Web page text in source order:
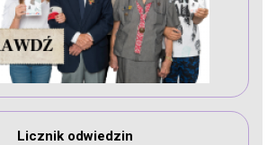
Licznik odwiedzin